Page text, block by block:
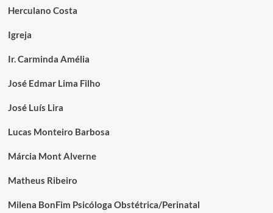
Herculano Costa
Igreja
Ir. Carminda Amélia
José Edmar Lima Filho
José Luís Lira
Lucas Monteiro Barbosa
Márcia Mont Alverne
Matheus Ribeiro
Milena BonFim Psicóloga Obstétrica/Perinatal